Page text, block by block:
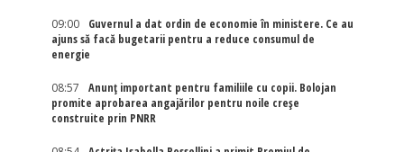
09:00
Guvernul a dat ordin de economie în ministere. Ce au
ajuns să facă bugetarii pentru a reduce consumul de
energie
08:57
Anunț important pentru familiile cu copii. Bolojan
promite aprobarea angajărilor pentru noile creșe
construite prin PNRR